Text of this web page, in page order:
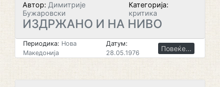
Автор: Димитрије
Бужаровски
Категорија:
критика
ИЗДРЖАНО И НА НИВО
Периодика: Нова
Македонија
Датум:
28.05.1976
Повеќе...